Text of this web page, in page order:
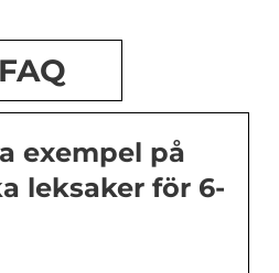
FAQ
exempel på
leksaker för 6-